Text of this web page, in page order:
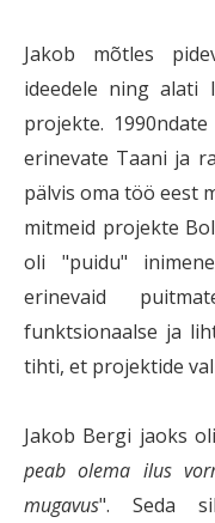
Jakob mõtles
ideedele ning alati
projekte.
erinevate Taani ja
pälvis oma töö eest
mitmeid projekte
oli "puidu"
erinevaid
funktsionaalse ja
tihti, et projektide
Jakob Bergi jaoks
peab olema ilus
mugavus". Seda